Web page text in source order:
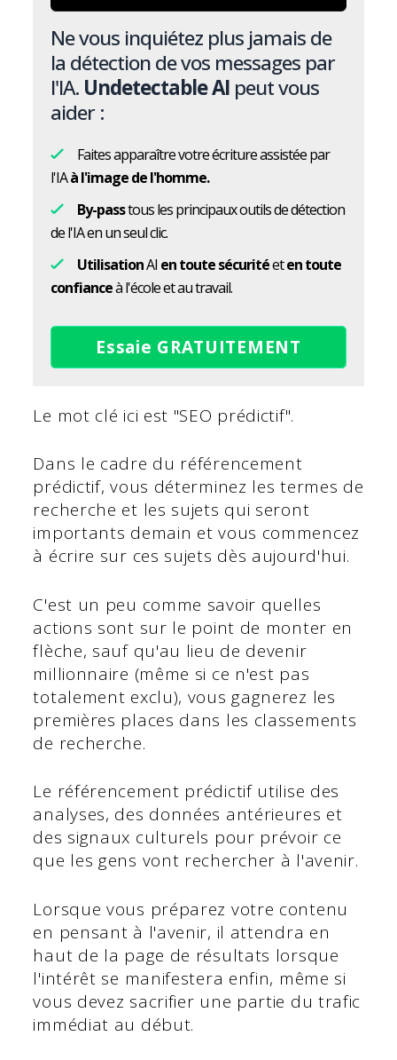
Ne vous inquiétez plus jamais de
la détection de vos messages par
l'IA. Undetectable AI peut vous
aider :
Faites apparaître votre écriture assistée par
l'IAà l'image de l'homme.
By-passtous les principaux outils de détection
de l'IA en un seul clic.
UtilisationAI en toute sécuritéeten toute
confianceà l'école et au travail.
Essaie GRATUITEMENT
Le mot clé ici est "SEO prédictif".
Dans le cadre du référencement
prédictif, vous déterminez les termes de
recherche et les sujets qui seront
importants demain et vous commencez
à écrire sur ces sujets dès aujourd'hui.
C'est un peu comme savoir quelles
actions sont sur le point de monter en
flèche, sauf qu'au lieu de devenir
millionnaire (même si ce n'est pas
totalement exclu), vous gagnerez les
premières places dans les classements
de recherche.
Le référencement prédictif utilise des
analyses, des données antérieures et
des signaux culturels pour prévoir ce
que les gens vont rechercher à l'avenir.
Lorsque vous préparez votre contenu
en pensant à l'avenir, il attendra en
haut de la page de résultats lorsque
l'intérêt se manifestera enfin, même si
vous devez sacrifier une partie du trafic
immédiat au début.